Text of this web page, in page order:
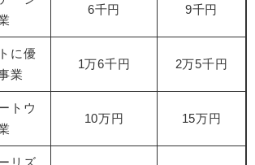
6千円 9千円
に優
業
1万6千円 2万5千円
トウ
10万円 15万円